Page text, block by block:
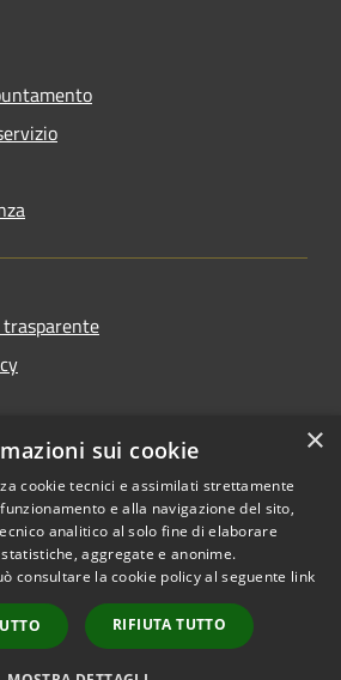
Copyright © 2026 • Città di
Erice • Powered by
Municipium•
Accesso
redazione
×
sui cookie
cookie tecnici e assimilati strettamente
e alla navigazione del sito,
analitico al solo fine di elaborare
aggregate e anonime.
consultare la cookie policy al seguente link
RIFIUTA TUTTO